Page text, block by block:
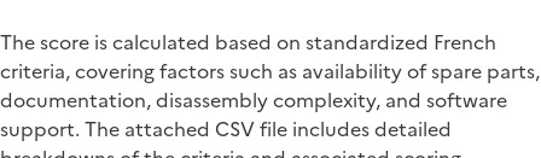
The score is calculated based on standardized French
criteria, covering factors such as availability of spare parts,
documentation, disassembly complexity, and software
support. The attached CSV file includes detailed